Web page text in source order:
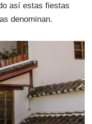
así estas fiestas
denominan.